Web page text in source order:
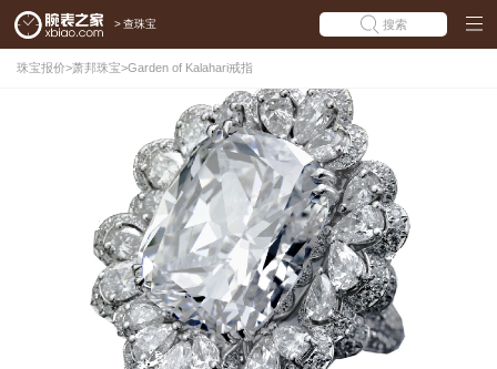
> 查珠宝 搜索
珠宝报价>萧邦珠宝>Garden of Kalahari戒指